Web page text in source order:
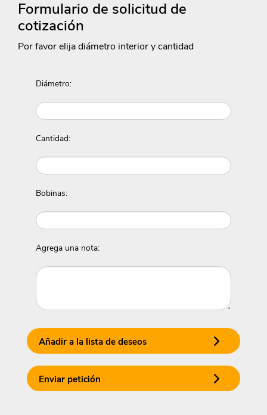
Formulario de solicitud de
cotización
Por favor elija diámetro interior y cantidad
Diámetro:
Cantidad:
Bobinas:
Agrega una nota:
Añadir a la lista de deseos
Enviar petición